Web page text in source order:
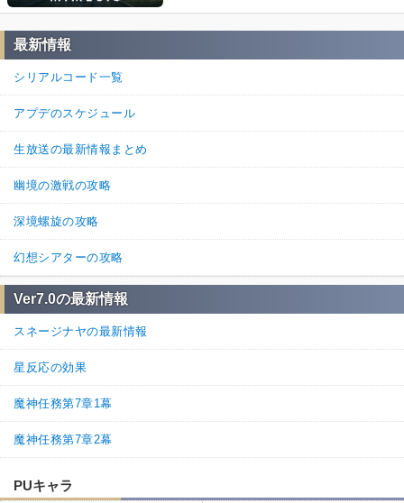
最新情報
シリアルコード一覧
アプデのスケジュール
生放送の最新情報まとめ
幽境の激戦の攻略
深境螺旋の攻略
幻想シアターの攻略
Ver7.0の最新情報
スネージナヤの最新情報
星反応の効果
魔神任務第7章1幕
魔神任務第7章2幕
PUキャラ